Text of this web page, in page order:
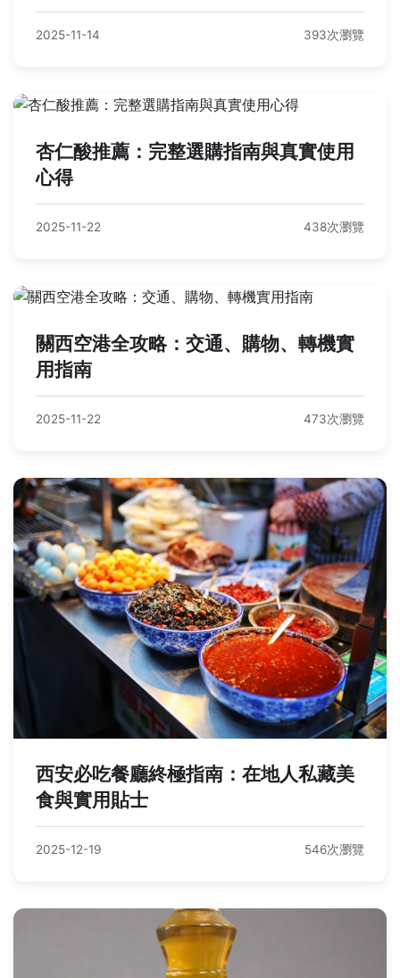
2025-11-14 393次瀏覽
杏仁酸推薦：完整選購指南與真實使用
心得
2025-11-22 438次瀏覽
關西空港全攻略：交通、購物、轉機實
用指南
2025-11-22 473次瀏覽
西安必吃餐廳終極指南：在地人私藏美
食與實用貼士
2025-12-19 546次瀏覽